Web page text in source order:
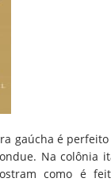
gaúcha é
Na colônia
como é